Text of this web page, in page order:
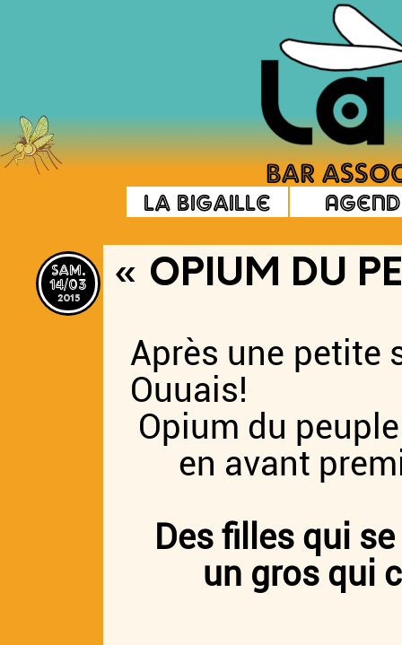
La Bigaille
sam.
14/03
2015
« OPIUM DU
Après une petite
Ouuais!
Opium du
en avant
Des filles qui
un gros qui